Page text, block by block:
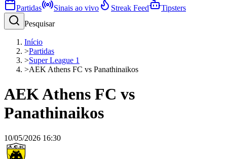
Partidas Sinais ao vivo Streak Feed
Tipsters
Pesquisar
Início
>Partidas
>Super League 1
>AEK Athens FC vs Panathinaikos
AEK Athens FC vs
Panathinaikos
10/05/2026 16:30